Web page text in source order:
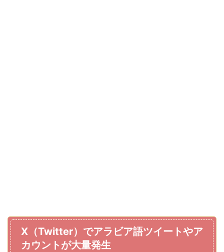
X（Twitter）でアラビア語ツイートやア
カウントが大量発生